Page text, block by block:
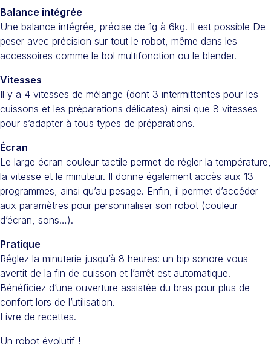
Balance intégrée
Une balance intégrée, précise de 1g à 6kg. Il est possible De
peser avec précision sur tout le robot, même dans les
accessoires comme le bol multifonction ou le blender.
Vitesses
Il y a 4 vitesses de mélange (dont 3 intermittentes pour les
cuissons et les préparations délicates) ainsi que 8 vitesses
pour s’adapter à tous types de préparations.
Écran
Le large écran couleur tactile permet de régler la température,
la vitesse et le minuteur. Il donne également accès aux 13
programmes, ainsi qu’au pesage. Enfin, il permet d’accéder
aux paramètres pour personnaliser son robot (couleur
d’écran, sons…).
Pratique
Réglez la minuterie jusqu’à 8 heures: un bip sonore vous
avertit de la fin de cuisson et l’arrêt est automatique.
Bénéficiez d’une ouverture assistée du bras pour plus de
confort lors de l’utilisation.
Livre de recettes.
Un robot évolutif !